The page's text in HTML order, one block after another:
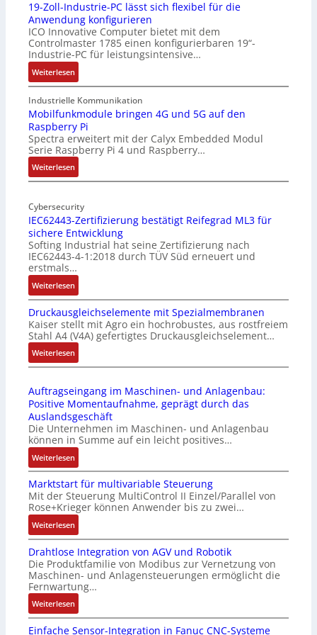
19-Zoll-Industrie-PC lässt sich flexibel für die
Anwendung konfigurieren
ICO Innovative Computer bietet mit dem
Controlmaster 1785 einen konfigurierbaren 19“-
Industrie-PC für leistungsintensive…
Weiterlesen:
1
9
-
Z
o
l
l
-
n
d
u
s
t
r
i
e
-
P
C
l
ä
s
t
s
i
c
h
f
l
e
x
i
b
e
l
f
ü
r
Industrielle Kommunikation
Mobilfunkmodule bringen 4G und 5G auf den
Raspberry Pi
Spectra erweitert mit der Calyx Embedded Modul
Serie Raspberry Pi 4 und Raspberry…
Weiterlesen:
M
b
i
l
f
u
n
k
m
o
d
u
l
e
r
i
n
g
e
n
G
u
n
d
5
G
a
u
d
Cybersecurity
IEC62443-Zertifizierung bestätigt Reifegrad ML3 für
sichere Entwicklung
Softing Industrial hat seine Zertifizierung nach
IEC62443-4-1:2018 durch TÜV Süd erneuert und
erstmals…
Weiterlesen:
I
E
6
2
4
3
-
Z
e
r
t
i
f
i
z
i
e
u
n
g
b
e
Druckausgleichselemente mit Spezialmembranen
Kaiser stellt mit Agro ein hochrobustes, aus rostfreiem
Stahl A4 (V4A) gefertigtes Druckausgleichselement…
Weiterlesen:
D
u
c
k
a
u
s
g
l
e
i
c
h
e
l
e
m
e
Auftragseingang im Maschinen- und Anlagenbau:
Positive Momentaufnahme, geprägt durch das
Auslandsgeschäft
Die Unternehmen im Maschinen- und Anlagenbau
können in Summe auf ein leicht positives…
Weiterlesen:
A
u
f
t
r
a
g
s
e
i
n
g
a
Marktstart für multivariable Steuerung
Mit der Steuerung MultiControl II Einzel/Parallel von
Rose+Krieger können Anwender bis zu zwei…
Weiterlesen:
M
a
r
k
t
s
t
a
Drahtlose Integration von AGV und Robotik
Die Produktfamilie von Modibus zur Vernetzung von
Maschinen- und Anlagensteuerungen ermöglicht die
Fernwartung…
Weiterlesen:
D
r
Einfache Sensor-Integration in Fanuc CNC-Systeme